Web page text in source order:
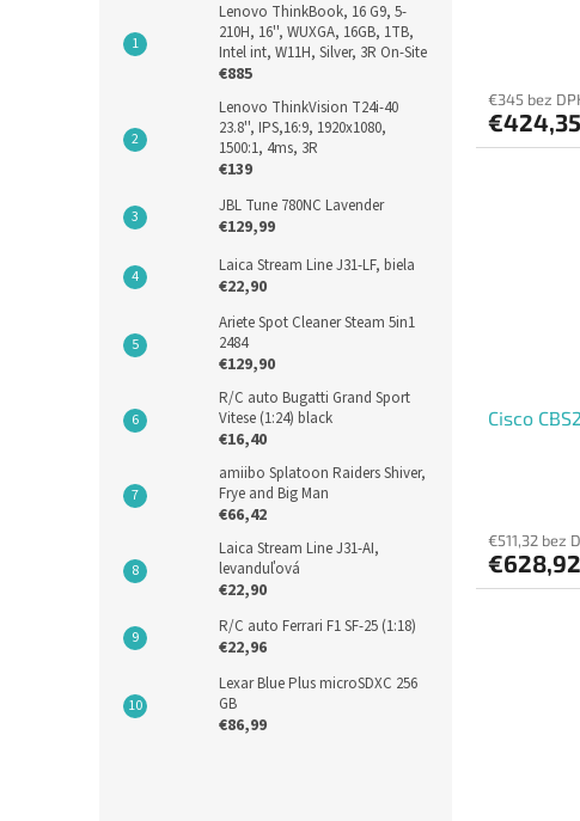
Lenovo ThinkBook, 16 G9, 5-
210H, 16'', WUXGA, 16GB, 1TB,
Intel int, W11H, Silver, 3R On-Site
€885
Lenovo ThinkVision T24i-40
23.8'', IPS,16:9, 1920x1080,
1500:1, 4ms, 3R
€139
JBL Tune 780NC Lavender
€129,99
Laica Stream Line J31-LF, biela
€22,90
Ariete Spot Cleaner Steam 5in1
2484
€129,90
R/C auto Bugatti Grand Sport
Vitese (1:24) black
€16,40
amiibo Splatoon Raiders Shiver,
Frye and Big Man
€66,42
Laica Stream Line J31-AI,
levanduľová
€22,90
R/C auto Ferrari F1 SF-25 (1:18)
€22,96
Lexar Blue Plus microSDXC 256
GB
€86,99
€345 bez
€424,35
Cisco
€511,32 bez
€628,92